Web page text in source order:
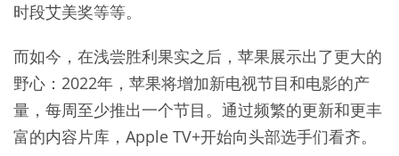
时段艾美奖等等。
而如今，在浅尝胜利果实之后，苹果展示出了更大的
野心：2022年，苹果将增加新电视节目和电影的产
量，每周至少推出一个节目。通过频繁的更新和更丰
富的内容片库，Apple TV+开始向头部选手们看齐。